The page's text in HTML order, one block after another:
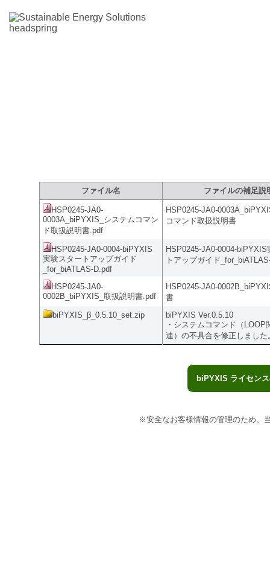
ファイル名 ファイルの補足説
HSP0245-JA0-
0003A_biPYXIS_システムコマン
ド取扱説明書.pdf
HSP0245-JA0-
コマンド取扱説明書
HSP0245-JA0-0004-biPYXIS
実験スタートアップガイド
_for_biATLAS-D.pdf
HSP0245-JA0-0004-biPYXIS
トアップガイド
HSP0245-JA0-
0002B_biPYXIS_取扱説明書.pdf
HSP0245-JA0-
書
biPYXIS_β_0.5.10_set.zip
biPYXIS Ver.0.5.10
・システムコマンド（LOOP
連）の不具合を修正しました
biPYXIS ライセン
※安全なお客様情報の管理のため、